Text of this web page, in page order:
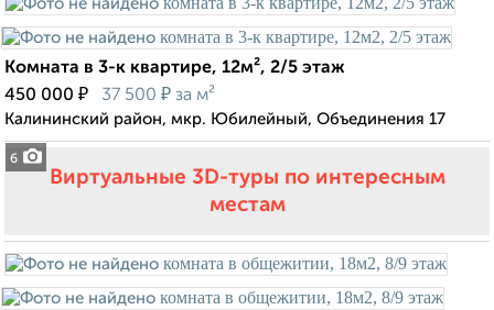
6
Комната в 3-к квартире, 12м², 2/5 этаж
450 000 ₽ 37 500 ₽ за м²
Калининский район, мкр. Юбилейный, Объединения 17
Виртуальные 3D-туры по интересным
местам